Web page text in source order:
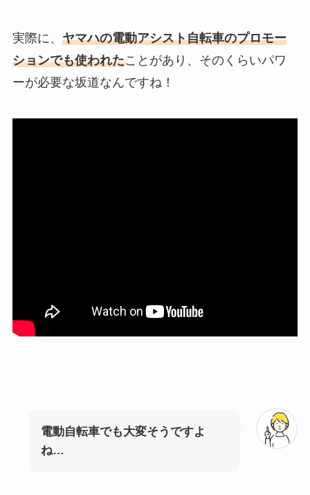
実際に、 ヤマハの電動アシスト自転車のプロモー
ションでも使われたことがあり、そのくらいパワ
ーが必要な坂道なんですね！
電動自転車でも大変そうですよ
ね…